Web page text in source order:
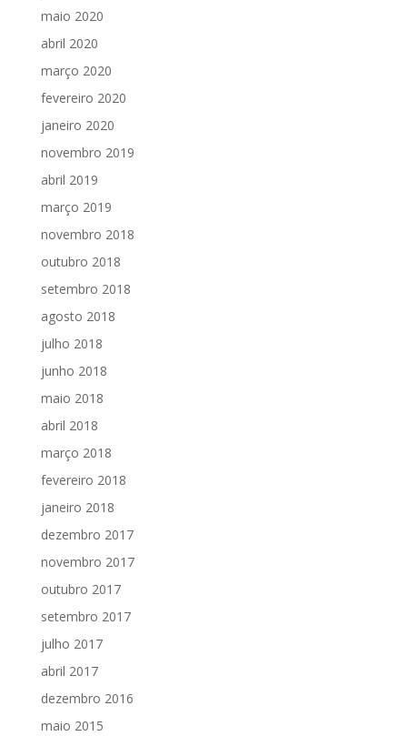
maio 2020
abril 2020
março 2020
fevereiro 2020
janeiro 2020
novembro 2019
abril 2019
março 2019
novembro 2018
outubro 2018
setembro 2018
agosto 2018
julho 2018
junho 2018
maio 2018
abril 2018
março 2018
fevereiro 2018
janeiro 2018
dezembro 2017
novembro 2017
outubro 2017
setembro 2017
julho 2017
abril 2017
dezembro 2016
maio 2015